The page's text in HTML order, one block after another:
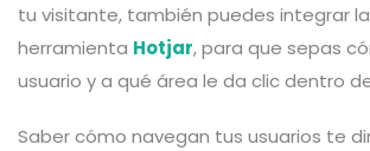
tu visitante, también puedes integrar la
herramienta Hotjar, para que sepas
usuario y a qué área le da clic dentro
Saber cómo navegan tus usuarios te